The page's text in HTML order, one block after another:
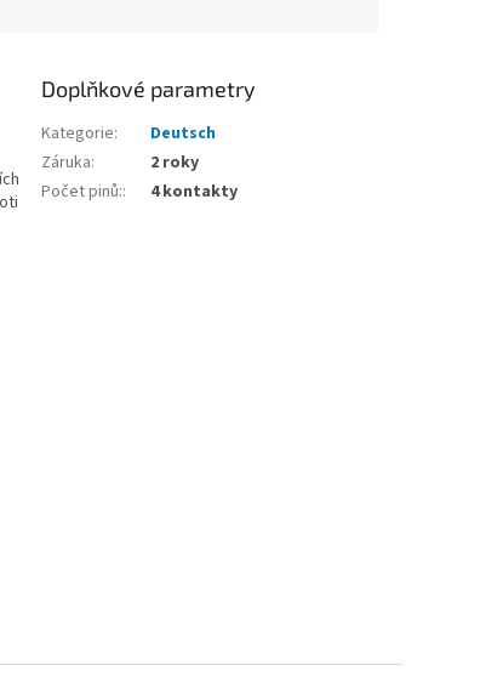
Doplňkové parametry
Kategorie:
Deutsch
Záruka:
2 roky
Počet pinů:: 4 kontakty